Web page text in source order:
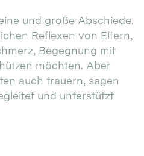
und große Abschiede.
Reflexen von Eltern,
Begegnung mit
möchten. Aber
auch trauern, sagen
und unterstützt